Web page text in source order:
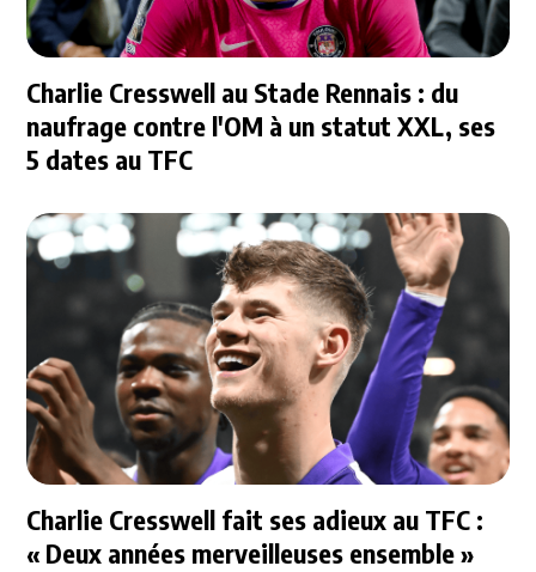
Charlie Cresswell au Stade Rennais : du
naufrage contre l'OM à un statut XXL, ses
5 dates au TFC
Charlie Cresswell fait ses adieux au TFC :
« Deux années merveilleuses ensemble »